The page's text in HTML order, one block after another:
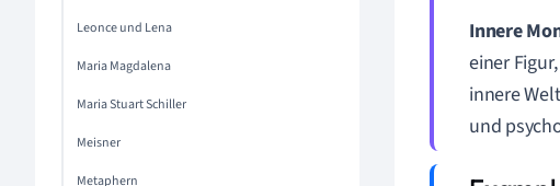
Leonce und Lena
Maria Magdalena
Maria Stuart Schiller
Meisner
Metaphern
Innere
einer
innere
und